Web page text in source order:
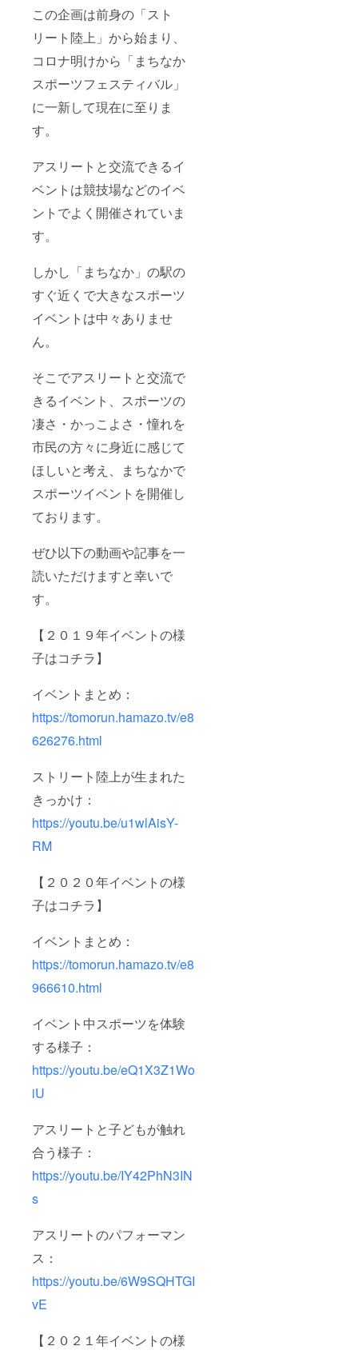
この企画は前身の「スト
リート陸上」から始まり、
コロナ明けから「まちなか
スポーツフェスティバル」
に一新して現在に至りま
す。
アスリートと交流できるイ
ベントは競技場などのイベ
ントでよく開催されていま
す。
しかし「まちなか」の駅の
すぐ近くで大きなスポーツ
イベントは中々ありませ
ん。
そこでアスリートと交流で
きるイベント、スポーツの
凄さ・かっこよさ・憧れを
市民の方々に身近に感じて
ほしいと考え、まちなかで
スポーツイベントを開催し
ております。
ぜひ以下の動画や記事を一
読いただけますと幸いで
す。
【２０１９年イベントの様
子はコチラ】
イベントまとめ：
https://tomorun.hamazo.tv/e8
626276.html
ストリート陸上が生まれた
きっかけ：
https://youtu.be/u1wlAisY-
RM
【２０２０年イベントの様
子はコチラ】
イベントまとめ：
https://tomorun.hamazo.tv/e8
966610.html
イベント中スポーツを体験
する様子：
https://youtu.be/eQ1X3Z1Wo
iU
アスリートと子どもが触れ
合う様子：
https://youtu.be/IY42PhN3IN
s
アスリートのパフォーマン
ス：
https://youtu.be/6W9SQHTGI
vE
【２０２１年イベントの様